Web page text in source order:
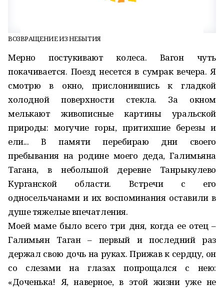
ВОЗВРАЩЕНИЕ ИЗ НЕБЫТИЯ
Мерно постукивают колеса. Вагон чуть
покачивается. Поезд несется в сумрак вечера. Я
смотрю в окно, прислонившись к гладкой
холодной поверхности стекла. За окном
мелькают живописные картины уральской
природы: могучие горы, притихшие березы и
ели... В памяти перебираю дни своего
пребывания на родине моего деда, Галимьяна
Тагана, в небольшой деревне Танрыкулево
Курганской области. Встречи с его
односельчанами и их воспоминания оставили в
душе тяжелые впечатления.
Моей маме было всего три дня, когда ее отец –
Галимьян Таган – первый и последний раз
держал свою дочь на руках. Прижав к сердцу, он
со слезами на глазах попрощался с нею:
«Доченька! Я, наверное, в этой жизни уже не